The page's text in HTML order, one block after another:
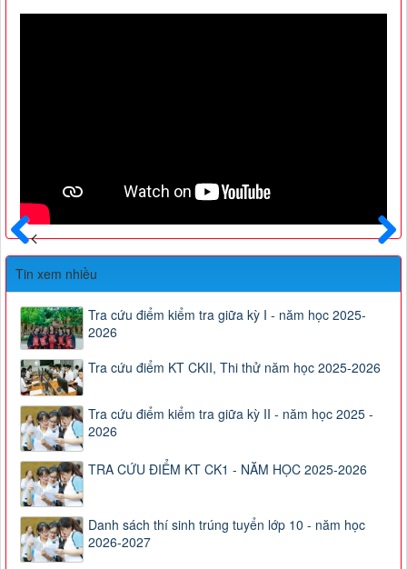
Sau
Trước
Tin xem nhiều
Tra cứu điểm kiểm tra giữa kỳ I - năm học 2025-
2026
Tra cứu điểm KT CKII, Thi thử năm học 2025-2026
Tra cứu điểm kiểm tra giữa kỳ II - năm học 2025 -
2026
TRA CỨU ĐIỂM KT CK1 - NĂM HỌC 2025-2026
Danh sách thí sinh trúng tuyển lớp 10 - năm học
2026-2027